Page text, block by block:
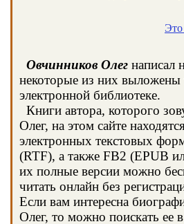
Овчинников Олег написал
некоторые из них выложены
электронной библиотеке.
Книги автора, которого
Олег, на этом сайте
электронных текстовых
(RTF), а также FB2 (EPUB
их полные версии можно
читать онлайн без
Если вам интересна
Олег, то можно поискать ее